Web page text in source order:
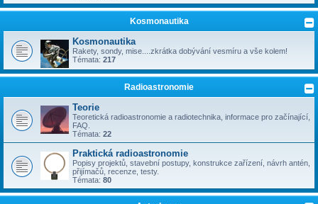
Kosmonautika
Kosmonautika
Rakety, sondy, mise....zkrátka dobývání vesmíru a vše kolem!
Témata: 217
Radioastronomie
Teorie
Teoretická radioastronomie a radiotechnika, informace pro začínající,
FAQ.
Témata: 22
Praktická radioastronomie
Popisy projektů, stavební postupy, konstrukce zařízení, návrh antén,
přijímačů, recenze, testy.
Témata: 80